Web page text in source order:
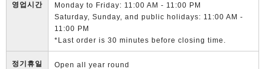
영업시간
Monday to Friday: 11:00 AM - 11:00 PM
Saturday, Sunday, and public holidays: 11:00 AM -
11:00 PM
*Last order is 30 minutes before closing time.
정기휴일 Open all year round